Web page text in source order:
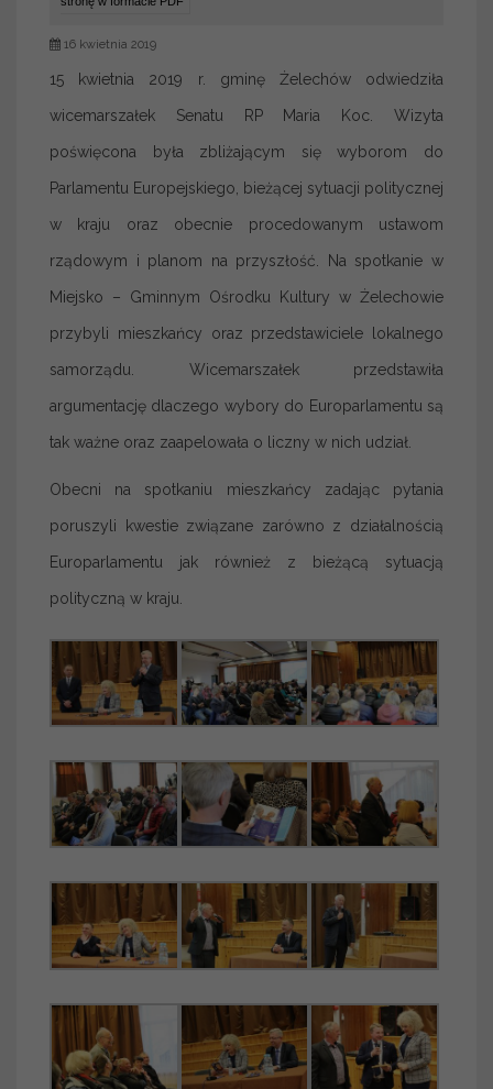
16 kwietnia 2019
15 kwietnia 2019 r. gminę Żelechów odwiedziła
wicemarszałek Senatu RP Maria Koc. Wizyta
poświęcona była zbliżającym się wyborom do
Parlamentu Europejskiego, bieżącej sytuacji politycznej
w kraju oraz obecnie procedowanym ustawom
rządowym i planom na przyszłość. Na spotkanie w
Miejsko – Gminnym Ośrodku Kultury w Żelechowie
przybyli mieszkańcy oraz przedstawiciele lokalnego
samorządu. Wicemarszałek przedstawiła
argumentację dlaczego wybory do Europarlamentu są
tak ważne oraz zaapelowała o liczny w nich udział.
Obecni na spotkaniu mieszkańcy zadając pytania
poruszyli kwestie związane zarówno z działalnością
Europarlamentu jak również z bieżącą sytuacją
polityczną w kraju.